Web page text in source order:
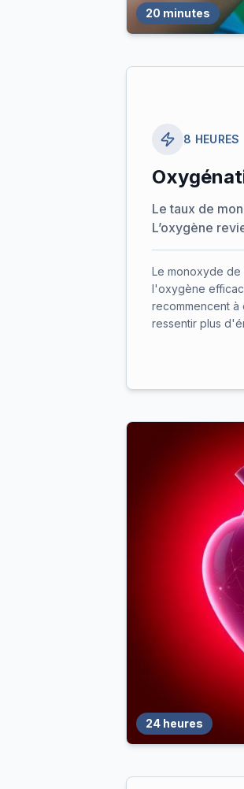
20 minutes
8 HEURES
Le taux de
L’oxygène
Le monoxyde
l'oxygène
recommencent
ressentir plus
24 heures